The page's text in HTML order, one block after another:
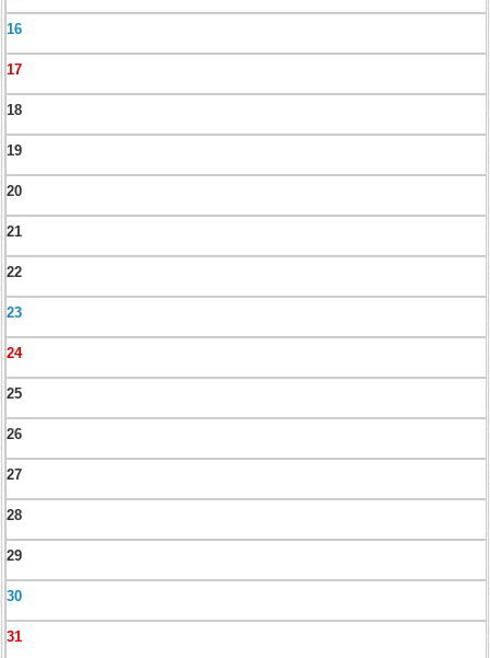
16
17
18
19
20
21
22
23
24
25
26
27
28
29
30
31